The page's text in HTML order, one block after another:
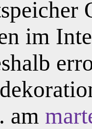
im
am